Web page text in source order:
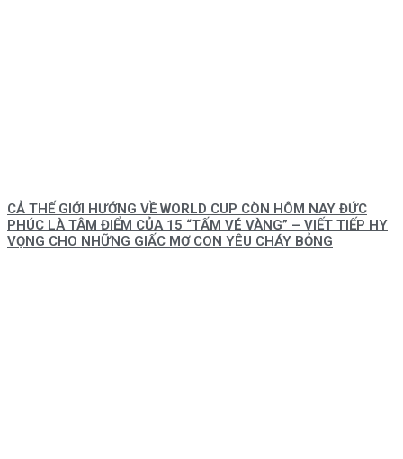
CẢ THẾ GIỚI HƯỚNG VỀ WORLD CUP CÒN HÔM NAY ĐỨC
PHÚC LÀ TÂM ĐIỂM CỦA 15 “TẤM VÉ VÀNG” – VIẾT TIẾP HY
VỌNG CHO NHỮNG GIẤC MƠ CON YÊU CHÁY BỎNG